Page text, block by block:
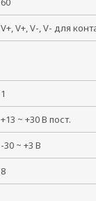
V+, V+, V-, V- для
1
+13 ~ +30 В пост.
-30 ~ +3 В
8